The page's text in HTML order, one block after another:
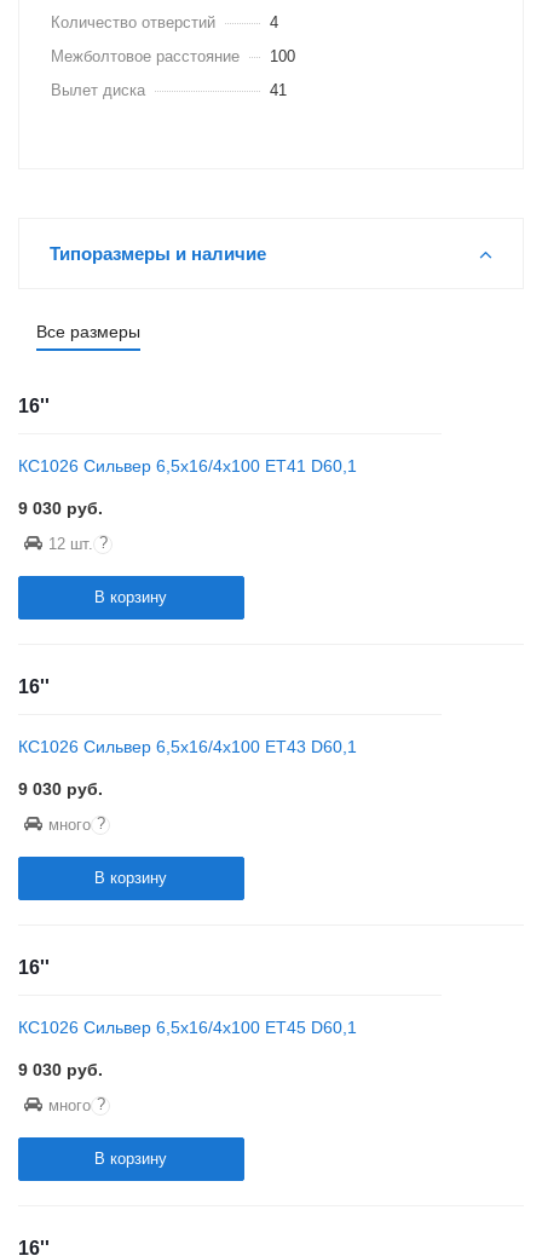
Количество отверстий
4
Межболтовое расстояние
100
Вылет диска
41
Типоразмеры и наличие
Все размеры
16''
КС1026 Сильвер 6,5x16/4x100 ET41 D60,1
9 030 руб.
12 шт. ?
В корзину
16''
КС1026 Сильвер 6,5x16/4x100 ET43 D60,1
9 030 руб.
много ?
В корзину
16''
КС1026 Сильвер 6,5x16/4x100 ET45 D60,1
9 030 руб.
много ?
В корзину
16''